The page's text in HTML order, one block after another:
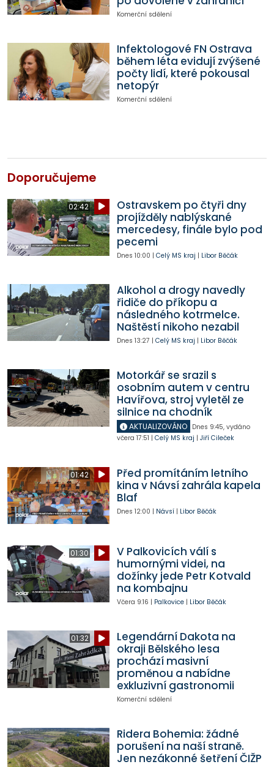
Komerční sdělení
Infektologové FN Ostrava
během léta evidují zvýšené
počty lidí, které pokousal
netopýr
Komerční sdělení
Doporučujeme
02:42
Ostravskem po čtyři dny
projížděly nablýskané
mercedesy, finále bylo pod
pecemi
Dnes 10:00 | Celý MS kraj | Libor Běčák
Alkohol a drogy navedly
řidiče do příkopu a
následného kotrmelce.
Naštěstí nikoho nezabil
Dnes 13:27 | Celý MS kraj | Libor Běčák
Motorkář se srazil s
osobním autem v centru
Havířova, stroj vyletěl ze
silnice na chodník
AKTUALIZOVÁNO Dnes 9:45, vydáno
včera 17:51 | Celý MS kraj | Jiří Cileček
01:42
Před promítáním letního
kina v Návsí zahrála kapela
Blaf
Dnes 12:00 | Návsí| Libor Běčák
01:30
V Palkovicích válí s
humornými videi, na
dožínky jede Petr Kotvald
na kombajnu
Včera 9:16 | Palkovice| Libor Běčák
01:32
Legendární Dakota na
okraji Bělského lesa
prochází masivní
proměnou a nabídne
exkluzivní gastronomii
Komerční sdělení
Ridera Bohemia: žádné
porušení na naší straně.
Jen nezákonné šetření ČIŽP